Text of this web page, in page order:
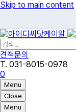
Skip to main content
견적문의
T. 031-8015-0978
0
Menu
Close
Menu